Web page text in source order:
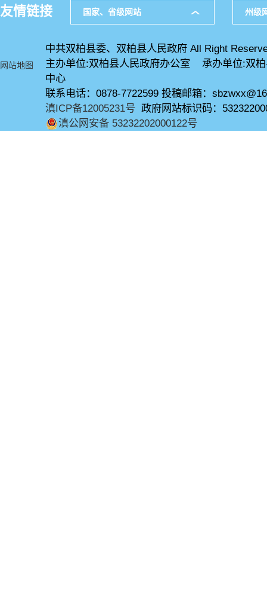
友情链接 国家、省级网站 州级
网站地图
中共双柏县委、双柏县人民政府 All Right
主办单位:双柏县人民政府办公室 承办单位:双
中心
联系电话：0878-7722599 投稿邮箱：
滇ICP备12005231号 政府网站标识码：
滇公网安备 53232202000122号